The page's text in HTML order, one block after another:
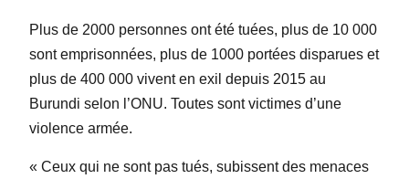
Plus de 2000 personnes ont été tuées, plus de 10 000
sont emprisonnées, plus de 1000 portées disparues et
plus de 400 000 vivent en exil depuis 2015 au
Burundi selon l’ONU. Toutes sont victimes d’une
violence armée.
« Ceux qui ne sont pas tués, subissent des menaces